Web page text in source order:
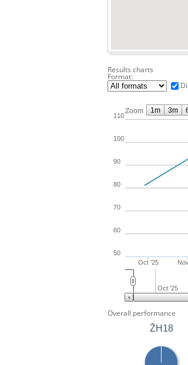
Results charts
Format:
Zoom
Oct '25
50
60
70
80
90
100
110
Oct '25
1m 3m
Overall performance
ŽH18